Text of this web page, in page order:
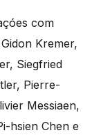
com
Kremer,
Siegfried
Pierre-
Messiaen,
hsien Chen e